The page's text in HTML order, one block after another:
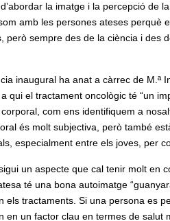
la imatge i la percepció de
amb les persones ateses perquè
però sempre des de la ciència i des
inaugural ha anat a càrrec de M.ª
qui el tractament oncològic té “un
com ens identifiquem a
és molt subjectiva, però també
especialment entre els joves, per
un aspecte que cal tenir molt en
té una bona autoimatge
els tractaments. Si una persona es
en un factor clau en termes de salut